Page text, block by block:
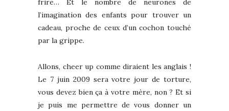
frire… Et le nombre de neurones de
l’imagination des enfants pour trouver un
cadeau, proche de ceux d’un cochon touché
par la grippe.
Allons, cheer up comme diraient les anglais !
Le 7 juin 2009 sera votre jour de torture,
vous devez bien ça à votre mère, non ? Et si
je puis me permettre de vous donner un